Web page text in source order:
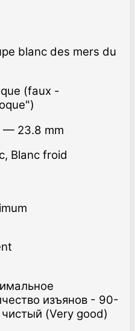
— 23.8 mm
Blanc froid
изъянов - 90-
чистый (Very good)